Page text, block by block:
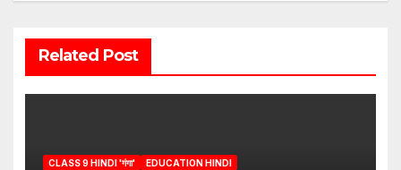
Related Post
CLASS 9 HINDI 'गंगा' EDUCATION HINDI